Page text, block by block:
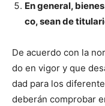
En gen­er­al,
co, sean de
De acuer­do con la
do en vig­or y que
dad para los
deberán com­pro­bar